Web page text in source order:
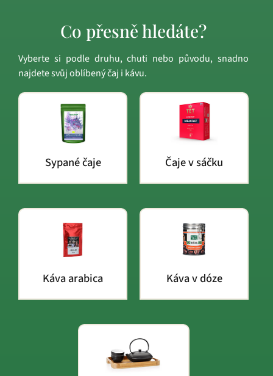
Co přesně hledáte?
Vyberte si podle druhu, chuti nebo původu, snadno
najdete svůj oblíbený čaj i kávu.
Sypané čaje Čaje v sáčku
Káva arabica Káva v dóze